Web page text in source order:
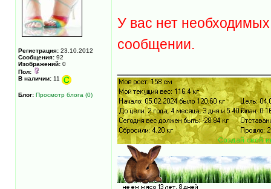
Регистрация: 23.10.2012
Сообщения: 92
Изображений: 0
Пол:
В наличии: 11
Блог: Просмотр блога (0)
У вас нет
сообщении.